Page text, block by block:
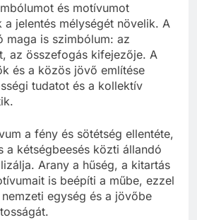
és motívumot
a jelentés mélységét növelik. A
maga is szimbólum: az
az összefogás kifejezője. A
és a közös jövő említése
tudatot és a kollektív
a fény és sötétség ellentéte,
a kétségbeesés közti állandó
Arany a hűség, a kitartás
is beépíti a műbe, ezzel
egység és a jövőbe